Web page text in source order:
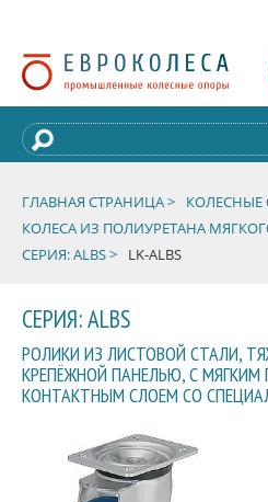
ГЛАВНАЯ СТРАНИЦА >
КОЛЕСНЫЕ
КОЛЕСА ИЗ ПОЛИУРЕТАНА
СЕРИЯ: ALBS >
LK-ALBS
СЕРИЯ: ALBS
РОЛИКИ ИЗ ЛИСТОВОЙ СТАЛИ,
КРЕПЁЖНОЙ ПАНЕЛЬЮ, С
КОНТАКТНЫМ СЛОЕМ СО